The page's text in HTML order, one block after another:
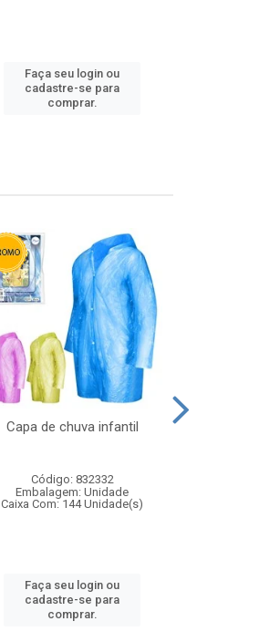
Faça seu login ou
cadastre-se para
comprar.
Capa de chuva infantil
Código: 832332
Embalagem: Unidade
Caixa Com: 144 Unidade(s)
Faça seu login ou
cadastre-se para
comprar.